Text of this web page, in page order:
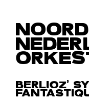
NOORD
BERLIOZ’